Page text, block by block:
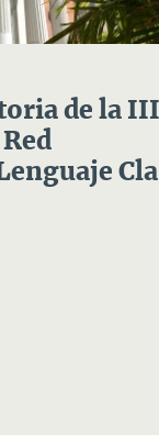
de la III